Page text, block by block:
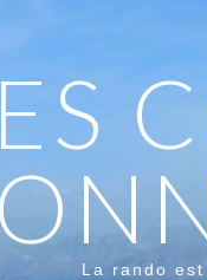
La rando